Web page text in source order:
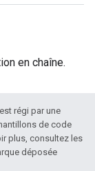
en chaîne.
régi par une
de code
plus, consultez les
déposée